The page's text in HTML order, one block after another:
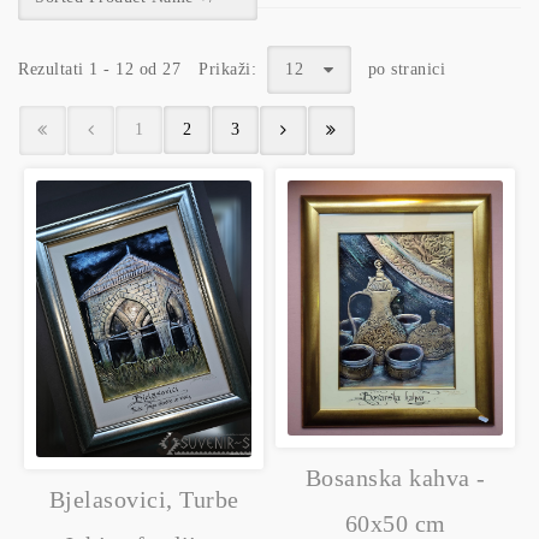
Rezultati 1 - 12 od 27 Prikaži: 12 po stranici
1 2 3
Bjelasovici, Turbe
Bosanska kahva -
60x50 cm